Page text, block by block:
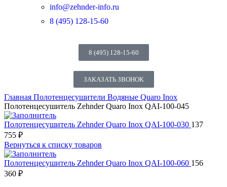
info@zehnder-info.ru
8 (495) 128-15-60
8 (495) 128-15-60
ЗАКАЗАТЬ ЗВОНОК
Главная Полотенцесушители Водяные Quaro Inox
Полотенцесушитель Zehnder Quaro Inox QAI-100-045
Полотенцесушитель Zehnder Quaro Inox QAI-100-030 137
755 ₽
Вернуться к списку товаров
Полотенцесушитель Zehnder Quaro Inox QAI-100-060 156
360 ₽